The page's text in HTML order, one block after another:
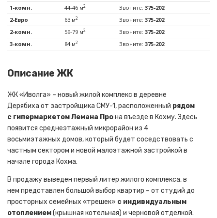
1-комн.
44-46 м2 Звоните: 375-202
2-Евро
63 м2 Звоните: 375-202
2-комн.
59-79 м2 Звоните: 375-202
3-комн.
84 м2 Звоните: 375-202
Описание ЖК
ЖК «Иволга» – новый жилой комплекс в деревне
Дерябиха от застройщика СМУ-1, расположенный рядом
с гипермаркетом Лемана Прона въезде в Кохму. Здесь
появится среднеэтажный микрорайон из 4
восьмиэтажных домов, который будет соседствовать с
частным сектором и новой малоэтажной застройкой в
начале города Кохма.
В продажу выведен первый литер жилого комплекса, в
нем представлен большой выбор квартир – от студий до
просторных семейных «трешек» с индивидуальным
отоплением(крышная котельная) и черновой отделкой.